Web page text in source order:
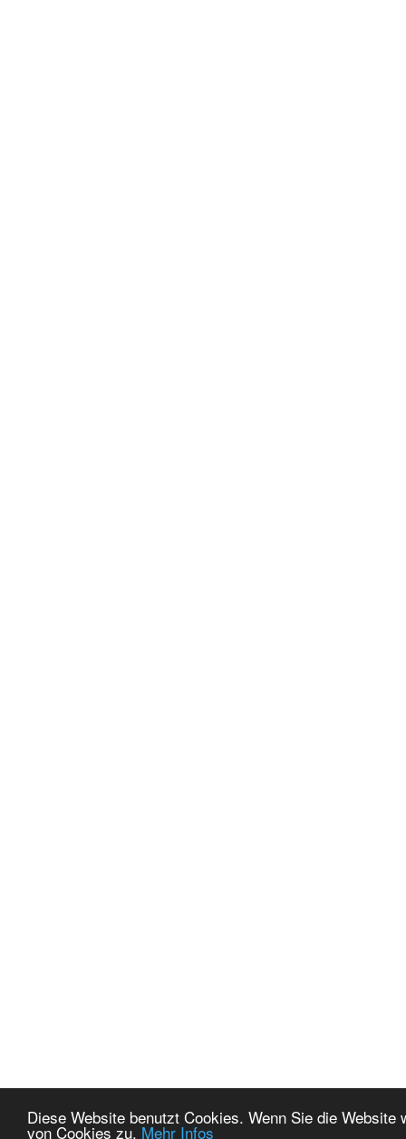
Diese Website benutzt Cookies. Wenn Sie die
von Cookies zu. Mehr Infos